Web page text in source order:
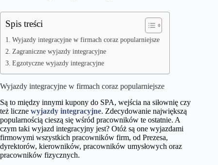
Spis treści
Wyjazdy integracyjne w firmach coraz popularniejsze
Zagraniczne wyjazdy integracyjne
Egzotyczne wyjazdy integracyjne
Wyjazdy integracyjne w firmach coraz popularniejsze
Są to między innymi kupony do SPA, wejścia na siłownię czy
też liczne wyjazdy integracyjne. Zdecydowanie największą
popularnością cieszą się wśród pracowników te ostatnie. A
czym taki wyjazd integracyjny jest? Otóż są one wyjazdami
firmowymi wszystkich pracowników firm, od Prezesa,
dyrektorów, kierowników, pracowników umysłowych oraz
pracowników fizycznych.